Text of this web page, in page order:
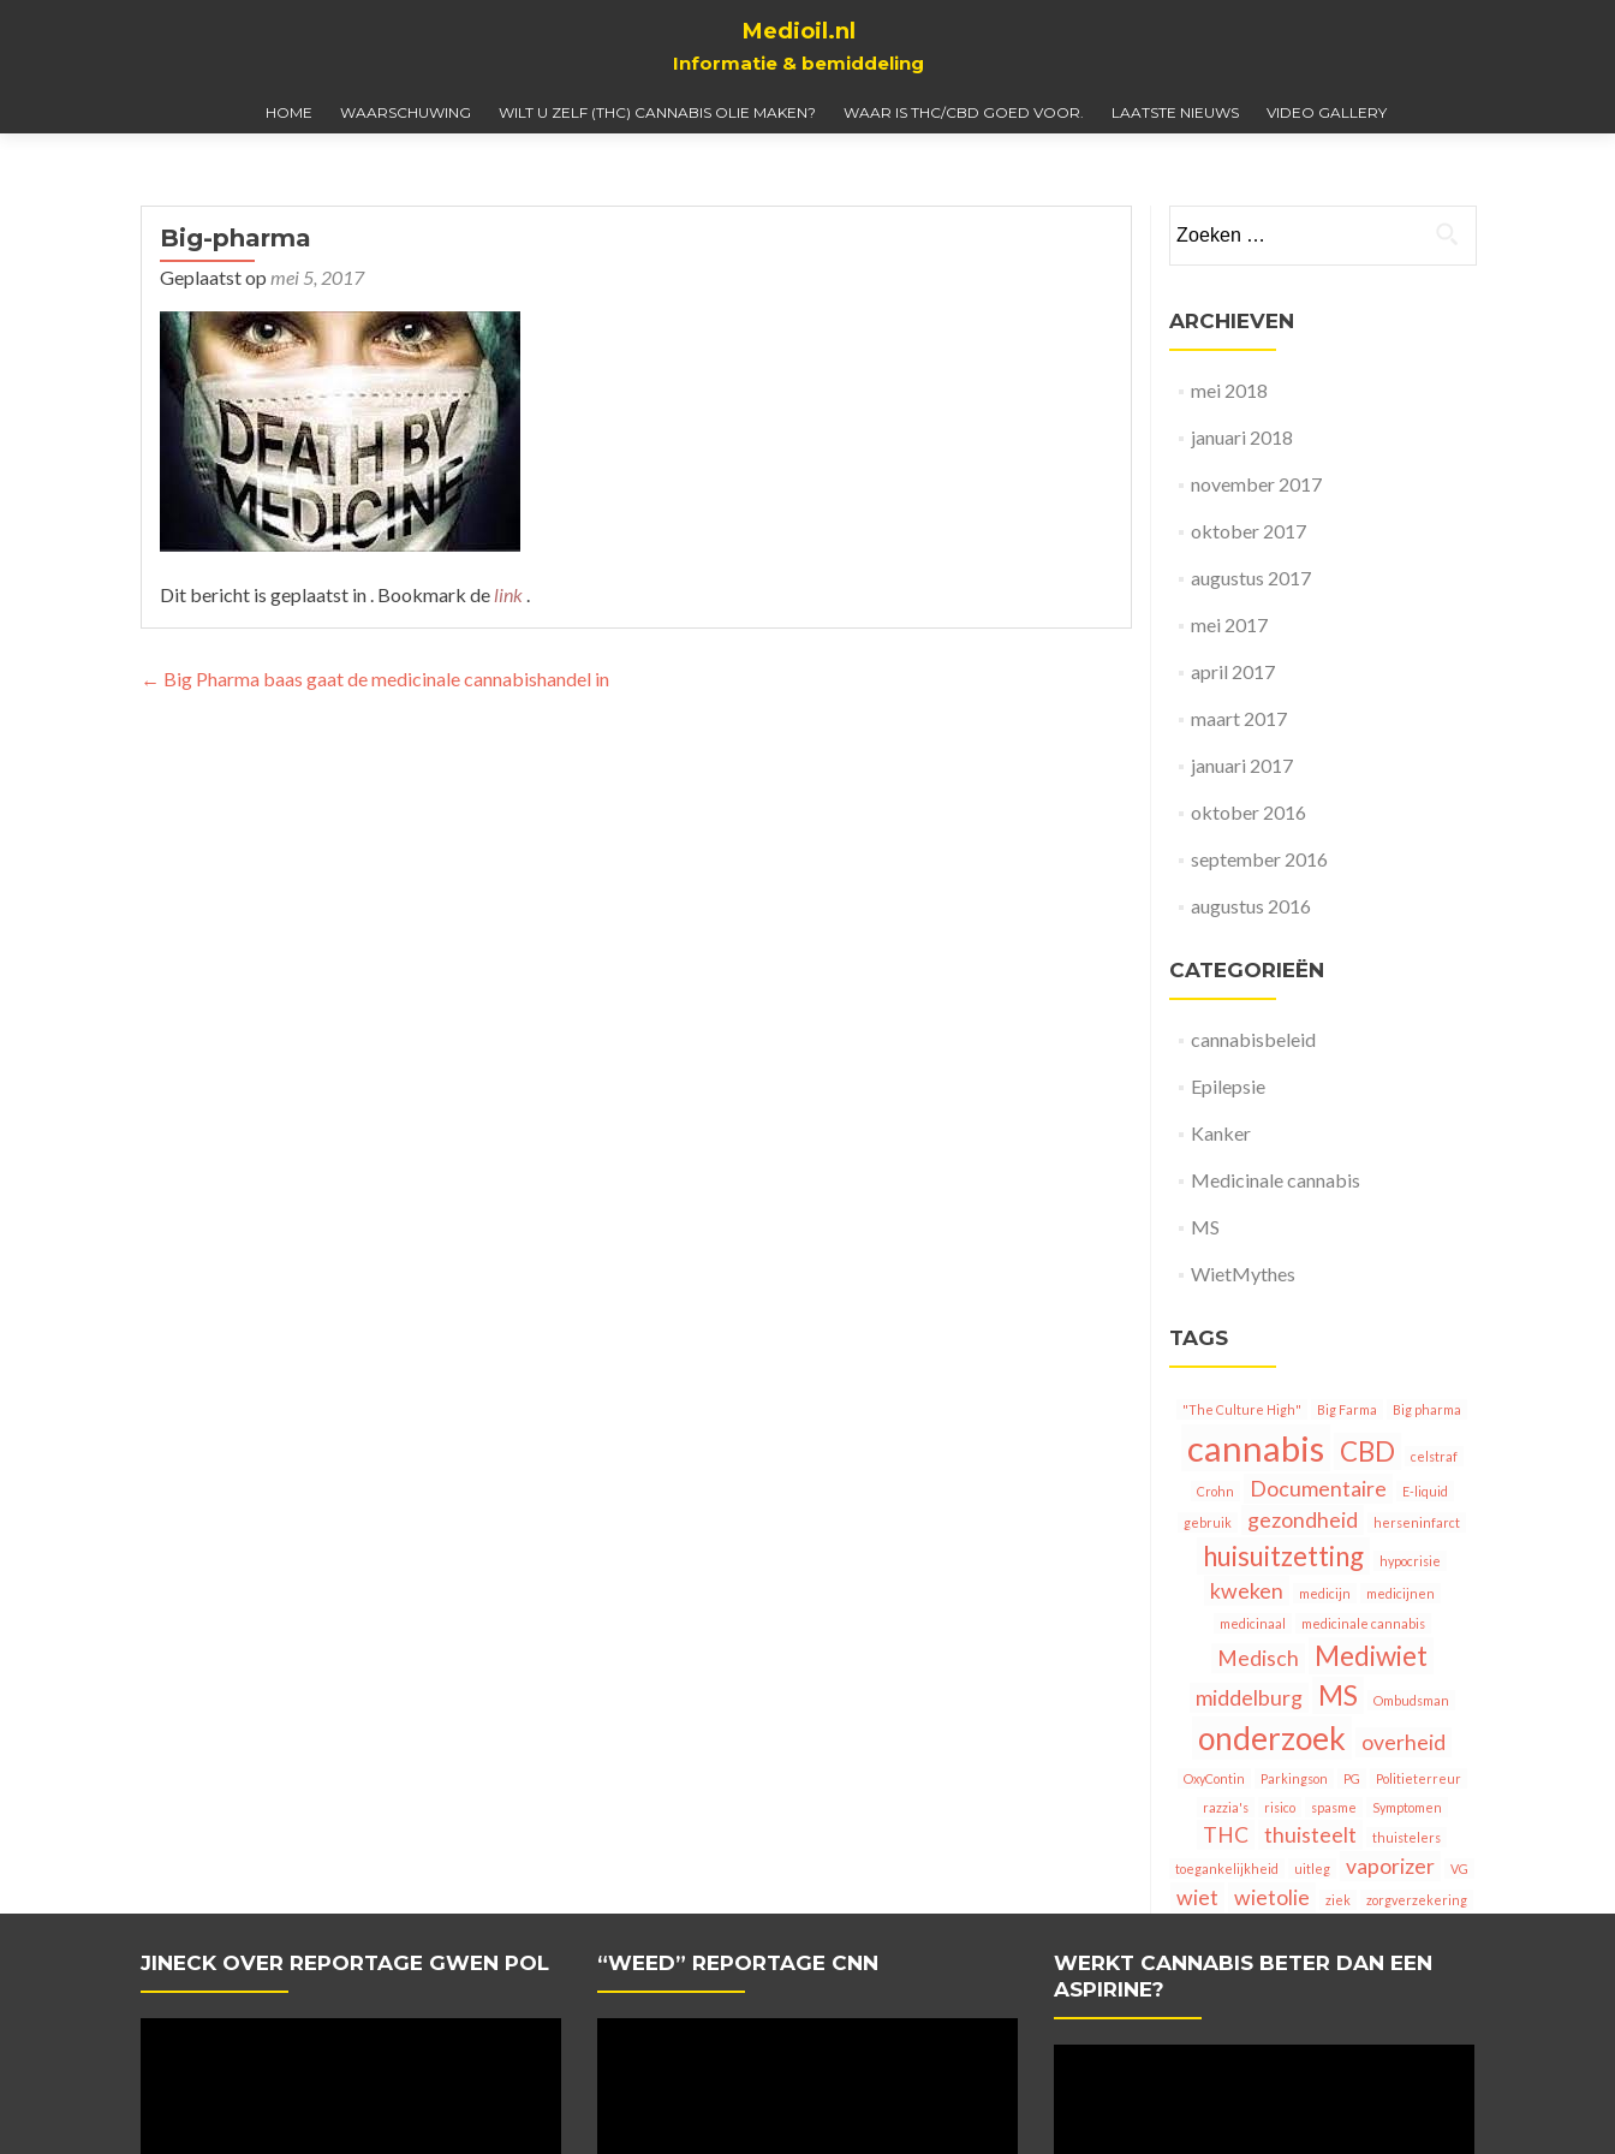
Medioil.nl
Informatie & bemiddeling
HOME WAARSCHUWING WILT U ZELF (THC) CANNABIS OLIE MAKEN? WAAR IS THC/CBD GOED VOOR. LAATSTE NIEUWS VIDEO GALLERY
Big-pharma
Geplaatst op mei 5, 2017
Dit bericht is geplaatst in . Bookmark de link .
Berichtnavigatie
← Big Pharma baas gaat de medicinale cannabishandel in
naar:
ARCHIEVEN
mei 2018
januari 2018
november 2017
oktober 2017
augustus 2017
mei 2017
april 2017
maart 2017
januari 2017
oktober 2016
september 2016
augustus 2016
CATEGORIEËN
cannabisbeleid
Epilepsie
Kanker
Medicinale cannabis
MS
WietMythes
TAGS
"The Culture High" Big Farma Big pharma
cannabis CBD celstraf
Crohn Documentaire
E-liquid
gebruik
gezondheid herseninfarct
huisuitzetting hypocrisie
kweken medicijn
medicijnen
medicinaal
medicinale cannabis
Medisch Mediwiet
middelburg MS Ombudsman
onderzoek overheid
OxyContin Parkingson PG
Politieterreur
razzia's
risico spasme Symptomen
THC thuisteelt
thuistelers
toegankelijkheid
uitleg vaporizer VG
wiet wietolie ziek zorgverzekering
JINECK OVER REPORTAGE GWEN POL “WEED” REPORTAGE CNN
WERKT CANNABIS BETER DAN EEN
ASPIRINE?